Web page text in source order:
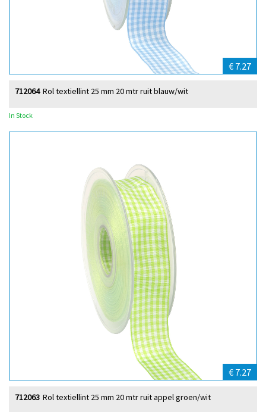
€ 7.27
Rol textiellint 25 mm 20 mtr ruit blauw/wit
712064
In Stock
€ 7.27
Rol textiellint 25 mm 20 mtr ruit appel groen/wit
712063